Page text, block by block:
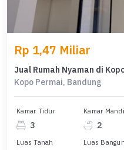
Rp 1,47 Miliar
Jual Rumah Nyaman di
Kopo Permai, Bandung
Kamar Tidur
3
Kamar Mandi
2
Luas Tanah Luas